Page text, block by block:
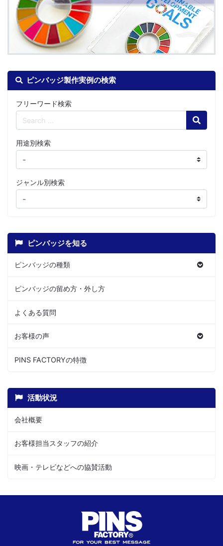
ピンバッジ製作実例の検索
フリーワード検索
Search
用途別検索
ジャンル別検索
ピンバッジを知る
ピンバッジの種類
ピンバッジの留め方・外し方
よくある質問
お客様の声
PINS FACTORYの特徴
活動状況
会社概要
お客様担当スタッフの紹介
映画・テレビなどへの協賛活動